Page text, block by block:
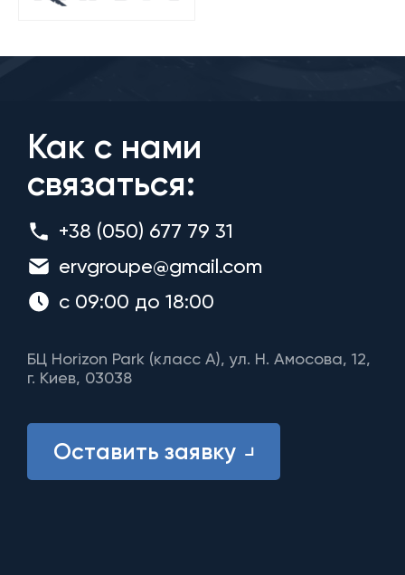
Как с нами
связаться:
+38 (050) 677 79 31
ervgroupe@gmail.com
с 09:00 до 18:00
БЦ Horizon Park (класс A), ул. Н. Амосова, 12,
г. Киев, 03038
Оставить заявку